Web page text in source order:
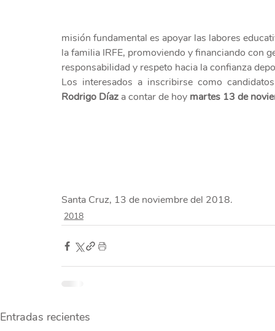
misión fundamental es apoyar las labores
la familia IRFE, promoviendo y financiando con
responsabilidad y respeto hacia la confianza
Rodrigo Díaz a contar de hoy martes 13 de
Santa Cruz, 13 de noviembre del 2018.
2018
Entradas recientes